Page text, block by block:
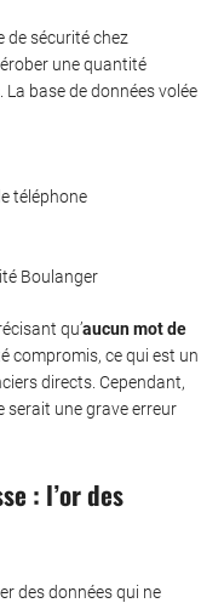
de sécurité chez
une quantité
base de données volée
téléphone
Boulanger
qu’aucun mot de
compromis, ce qui est un
directs. Cependant,
serait une grave erreur
: l’or des
des données qui ne